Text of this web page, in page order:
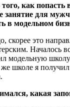
как
занятие для
в модельном
скорее это
Началось
модельную
школе я
какая